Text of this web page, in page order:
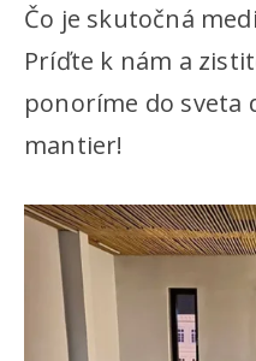
Čo je skutočná
Príďte k nám a
ponoríme do sveta
mantier!